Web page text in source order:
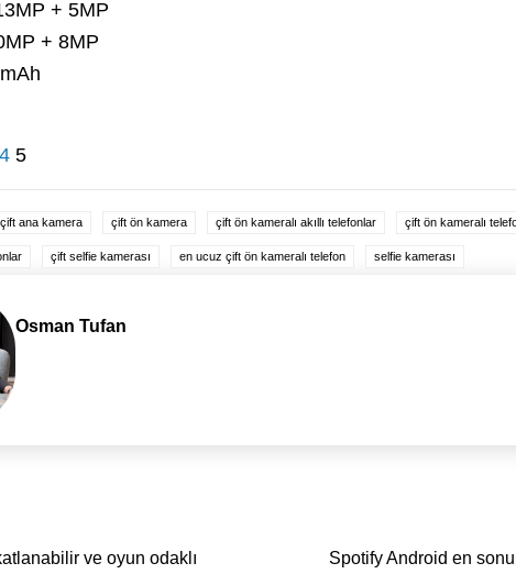
+ 5MP
+ 8MP
4 5
çift ana kamera çift ön kamera çift ön kameralı akıllı telefonlar çift ön kameralı
çift selfie kamerası en ucuz çift ön kameralı telefon selfie kamerası
Osman Tufan
ve oyun odaklı
Spotify Android en